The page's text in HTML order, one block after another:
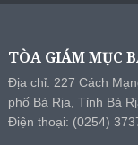
TÒA GIÁM MỤC
Địa chỉ: 227 Cách
phố Bà Rịa, Tỉnh Bà
Điện thoại: (0254)